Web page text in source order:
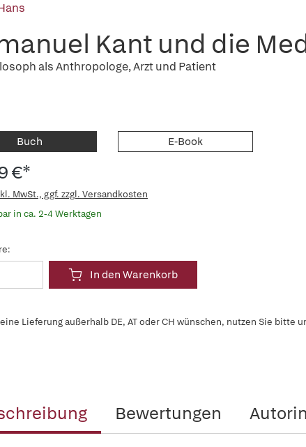
Kant und die
als Anthropologe, Arzt und Patient
Buch E-Book
€*
MwSt., ggf. zzgl. Versandkosten
in ca. 2-4 Werktagen
In den Warenkorb
Lieferung außerhalb DE, AT oder CH wünschen, nutzen Sie bitte
Bewertungen